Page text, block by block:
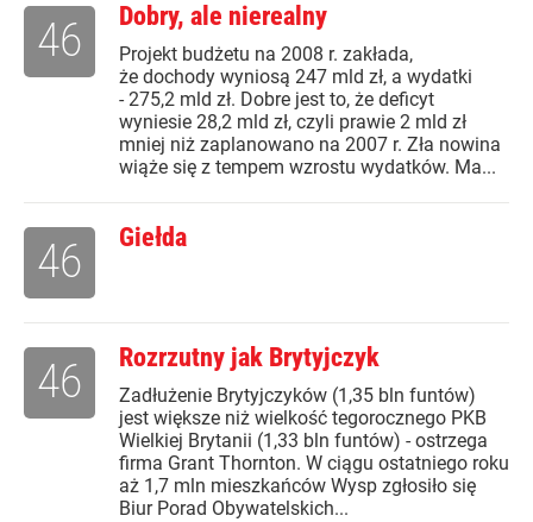
Dobry, ale nierealny
Projekt budżetu na 2008 r. zakłada,
że dochody wyniosą 247 mld zł, a wydatki
- 275,2 mld zł. Dobre jest to, że deficyt
wyniesie 28,2 mld zł, czyli prawie 2 mld zł
mniej niż zaplanowano na 2007 r. Zła nowina
wiąże się z tempem wzrostu wydatków. Ma...
46
Giełda
46
Rozrzutny jak Brytyjczyk
Zadłużenie Brytyjczyków (1,35 bln funtów)
jest większe niż wielkość tegorocznego PKB
Wielkiej Brytanii (1,33 bln funtów) - ostrzega
firma Grant Thornton. W ciągu ostatniego roku
aż 1,7 mln mieszkańców Wysp zgłosiło się
Biur Porad Obywatelskich...
46